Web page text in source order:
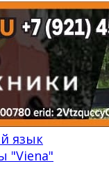
язык
"Viena"